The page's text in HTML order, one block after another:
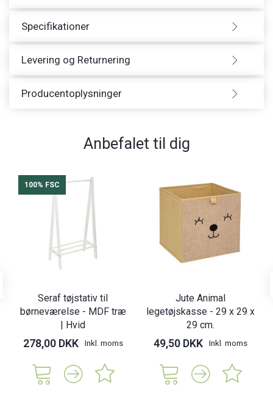
Specifikationer
Levering og Returnering
Producentoplysninger
Anbefalet til dig
100% FSC
Seraf tøjstativ til
børneværelse - MDF træ
| Hvid
278,00 DKK Inkl. moms
Jute Animal
legetøjskasse - 29 x 29 x
29 cm.
49,50 DKK Inkl. moms